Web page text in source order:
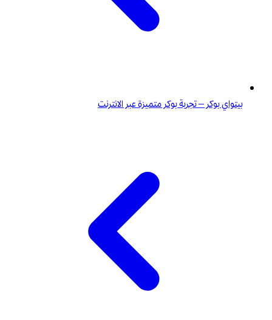
بيتواي بوكر – تجربة بوكر متميزة عبر الانترنت